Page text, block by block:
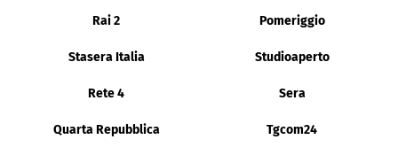
Rai 2 Pomeriggio
Stasera Italia Studioaperto
Rete 4 Sera
Quarta Repubblica Tgcom24